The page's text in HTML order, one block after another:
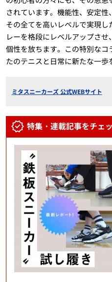
されています。機能性、安定性
その全てを高いレベルで実現
レーを格段にレベルアップさ
個性を放ちます。この特別な
たのテニスと日常に新たな一歩
ミタスニーカーズ 公式WEBサイト
特集・連載記事をチェ